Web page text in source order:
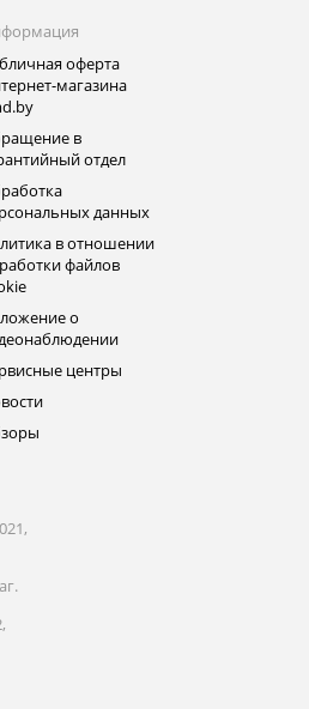
оферта
магазина
в
отдел
данных
в отношении
файлов
о
центры